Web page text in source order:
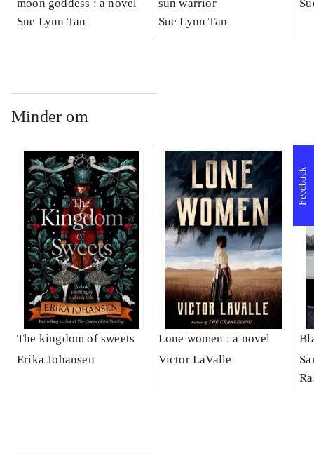
moon goddess : a novel
Sue Lynn Tan
sun warrior
Sue Lynn Tan
Minder om
The kingdom of sweets
Erika Johansen
Lone women : a novel
Victor LaValle
Feedback